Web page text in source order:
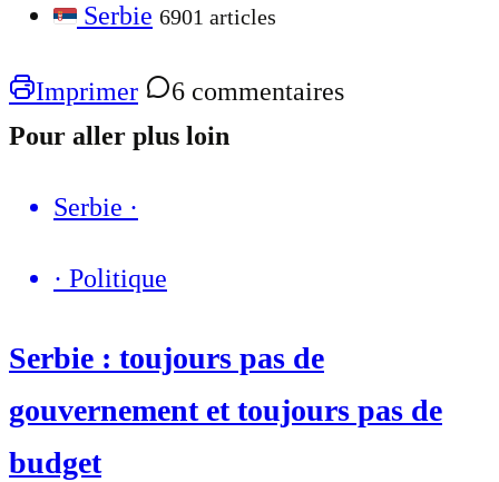
Serbie 6901 articles
Imprimer
6 commentaires
Pour aller plus loin
Serbie ·
· Politique
Serbie : toujours pas de
gouvernement et toujours pas de
budget